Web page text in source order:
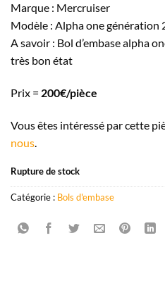
Marque : Mercruiser
Modèle : Alpha one génération
A savoir : Bol d’embase alpha
très bon état
Prix = 200€/pièce
Vous êtes intéressé par cette
nous
Rupture de stock
Catégorie : Bols d'embase